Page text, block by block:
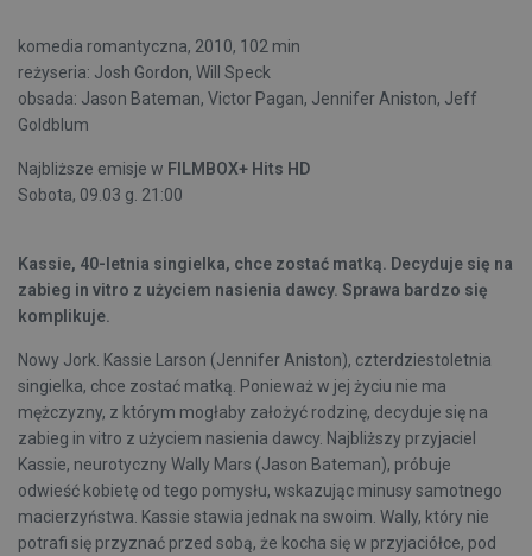
komedia romantyczna, 2010, 102 min
reżyseria: Josh Gordon, Will Speck
obsada: Jason Bateman, Victor Pagan, Jennifer Aniston, Jeff
Goldblum
Najbliższe emisje w FILMBOX+ Hits HD
Sobota, 09.03 g. 21:00
Kassie, 40-letnia singielka, chce zostać matką. Decyduje się na
zabieg in vitro z użyciem nasienia dawcy. Sprawa bardzo się
komplikuje.
Nowy Jork. Kassie Larson (Jennifer Aniston), czterdziestoletnia
singielka, chce zostać matką. Ponieważ w jej życiu nie ma
mężczyzny, z którym mogłaby założyć rodzinę, decyduje się na
zabieg in vitro z użyciem nasienia dawcy. Najbliższy przyjaciel
Kassie, neurotyczny Wally Mars (Jason Bateman), próbuje
odwieść kobietę od tego pomysłu, wskazując minusy samotnego
macierzyństwa. Kassie stawia jednak na swoim. Wally, który nie
potrafi się przyznać przed sobą, że kocha się w przyjaciółce, pod